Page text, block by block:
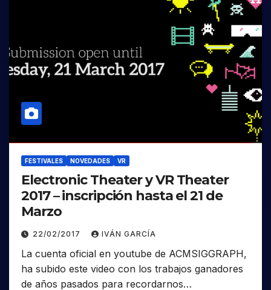
FESTIVALES NOVEDADES VR
Electronic Theater y VR Theater
2017 – inscripción hasta el 21 de
Marzo
22/02/2017 IVÁN GARCÍA
La cuenta oficial en youtube de ACMSIGGRAPH,
ha subido este video con los trabajos ganadores
de años pasados para recordarnos…